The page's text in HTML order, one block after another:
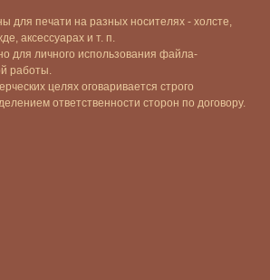
для печати на разных носителях - холсте,
аксессуарах и т. п.
для личного использования файла-
работы.
целях оговаривается строго
ответственности сторон по договору.